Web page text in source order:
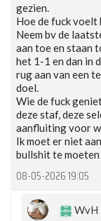
gezien.
Hoe de fuck voelt
Neem bv de
aan toe en staan
het 1-1 en dan in
rug aan van een
doel.
Wie de fuck
deze staf, deze
aanfluiting voor
Ik moet er niet
bullshit te moeten
08-05-2026 19:05
WvH